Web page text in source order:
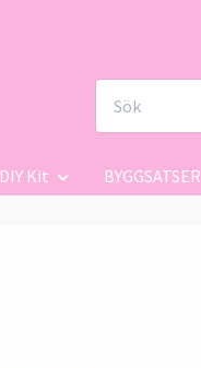
DIY Kit BYGGSATSER